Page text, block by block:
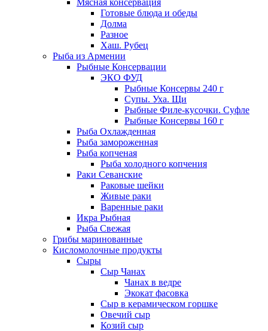
Мясная консервация
Готовые блюда и обеды
Долма
Разное
Хаш. Рубец
Рыба из Армении
Рыбные Консервации
ЭКО ФУД
Рыбные Консервы 240 г
Супы. Уха. Щи
Рыбные Филе-кусочки. Суфле
Рыбные Консервы 160 г
Рыба Охлажденная
Рыба замороженная
Рыба копченая
Рыба холодного копчения
Раки Севанские
Раковые шейки
Живые раки
Варенные раки
Икра Рыбная
Рыба Свежая
Грибы маринованные
Кисломолочные продукты
Сыры
Сыр Чанах
Чанах в ведре
Экокат фасовка
Сыр в керамическом горшке
Овечий сыр
Козий сыр